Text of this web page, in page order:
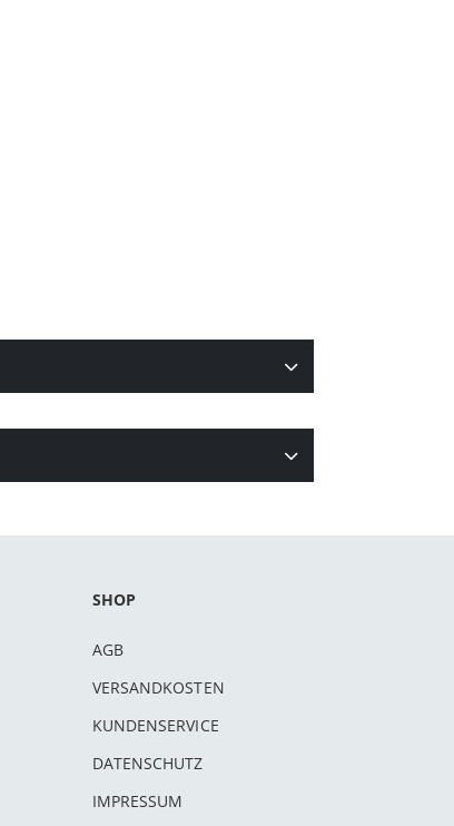
SHOP
AGB
VERSANDKOSTEN
KUNDENSERVICE
DATENSCHUTZ
IMPRESSUM